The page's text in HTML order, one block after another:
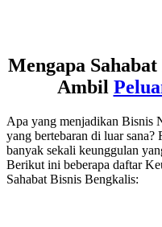
Mengapa
Ambil
Apa yang menjadikan Bisnis
yang bertebaran di luar
banyak sekali keunggulan
Berikut ini beberapa daftar
Sahabat Bisnis Bengkalis: